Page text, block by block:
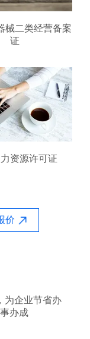
械二类经营备案
证
资源许可证
价
为企业节省办
办成